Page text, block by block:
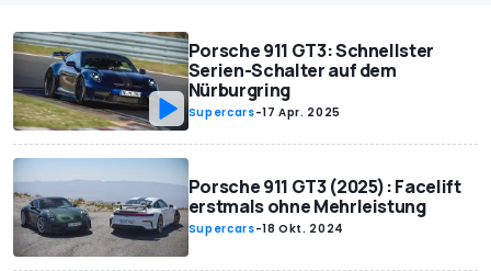
Porsche 911 GT3: Schnellster
Serien-Schalter auf dem
Nürburgring
Supercars-17 Apr. 2025
Porsche 911 GT3 (2025): Facelift
erstmals ohne Mehrleistung
Supercars-18 Okt. 2024